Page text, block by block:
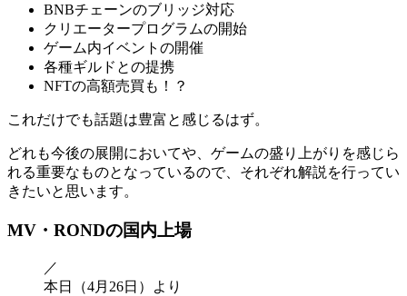
BNBチェーンのブリッジ対応
クリエータープログラムの開始
ゲーム内イベントの開催
各種ギルドとの提携
NFTの高額売買も！？
これだけでも話題は豊富と感じるはず。
どれも今後の展開においてや、ゲームの盛り上がりを感じら
れる重要なものとなっているので、それぞれ解説を行ってい
きたいと思います。
MV・RONDの国内上場
／
本日（4月26日）より